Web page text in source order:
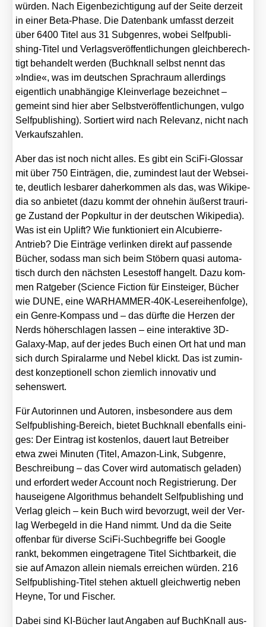
wür­den. Nach Eigen­be­zich­ti­gung auf der Sei­te der­zeit
in einer Beta-Pha­se. Die Daten­bank umfasst der­zeit
über 6400 Titel aus 31 Sub­gen­res, wobei Self­pu­bli­
shing-Titel und Ver­lags­ver­öf­fent­li­chun­gen gleich­be­rech­
tigt behan­delt wer­den (Buch­knall selbst nennt das
»Indie«, was im deut­schen Sprach­raum aller­dings
eigent­lich unab­hän­gi­ge Klein­ver­la­ge bezeich­net –
gemeint sind hier aber Selbst­ver­öf­fent­li­chun­gen, vul­go
Self­pu­bli­shing). Sor­tiert wird nach Rele­vanz, nicht nach
Ver­kaufs­zah­len.
Aber das ist noch nicht alles. Es gibt ein Sci­Fi-Glos­sar
mit über 750 Ein­trä­gen, die, zumin­dest laut der Web­sei­
te, deut­lich les­ba­rer daher­kom­men als das, was Wiki­pe­
dia so anbie­tet (dazu kommt der ohne­hin äußerst trau­ri­
ge Zustand der Pop­kul­tur in der deut­schen Wiki­pe­dia).
Was ist ein Uplift? Wie funk­tio­niert ein Alcu­bierre-
Antrieb? Die Ein­trä­ge ver­lin­ken direkt auf pas­sen­de
Bücher, sodass man sich beim Stö­bern qua­si auto­ma­
tisch durch den nächs­ten Lese­stoff han­gelt. Dazu kom­
men Rat­ge­ber (Sci­ence Fic­tion für Ein­stei­ger, Bücher
wie DUNE, eine WAR­HAM­MER-40K-Lese­rei­hen­fol­ge),
ein Gen­re-Kom­pass und – das dürf­te die Her­zen der
Nerds höher­schla­gen las­sen – eine inter­ak­ti­ve 3D-
Gala­xy-Map, auf der jedes Buch einen Ort hat und man
sich durch Spi­ral­ar­me und Nebel klickt. Das ist zumin­
dest kon­zep­tio­nell schon ziem­lich inno­va­tiv und
sehens­wert.
Für Autorin­nen und Autoren, ins­be­son­de­re aus dem
Self­pu­bli­shing-Bereich, bie­tet Buch­knall eben­falls eini­
ges: Der Ein­trag ist kos­ten­los, dau­ert laut Betrei­ber
etwa zwei Minu­ten (Titel, Ama­zon-Link, Sub­gen­re,
Beschrei­bung – das Cover wird auto­ma­tisch gela­den)
und erfor­dert weder Account noch Regis­trie­rung. Der
haus­ei­ge­ne Algo­rith­mus behan­delt Self­pu­bli­shing und
Ver­lag gleich – kein Buch wird bevor­zugt, weil der Ver­
lag Wer­be­geld in die Hand nimmt. Und da die Sei­te
offen­bar für diver­se Sci­Fi-Such­be­grif­fe bei Goog­le
rankt, bekom­men ein­ge­tra­ge­ne Titel Sicht­bar­keit, die
sie auf Ama­zon allein nie­mals errei­chen wür­den. 216
Self­pu­bli­shing-Titel ste­hen aktu­ell gleich­wer­tig neben
Hey­ne, Tor und Fischer.
Dabei sind KI-Bücher laut Anga­ben auf Buch­Knall aus­